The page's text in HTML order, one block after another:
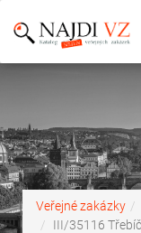
Veřejné zakázky
III/35116